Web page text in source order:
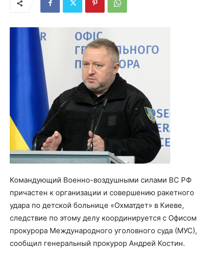
Командующий Военно-воздушными силами ВС РФ
причастен к организации и совершению ракетного
удара по детской больнице «Охматдет» в Киеве,
следствие по этому делу координируется с Офисом
прокурора Международного уголовного суда (МУС),
сообщил генеральный прокурор Андрей Костин.